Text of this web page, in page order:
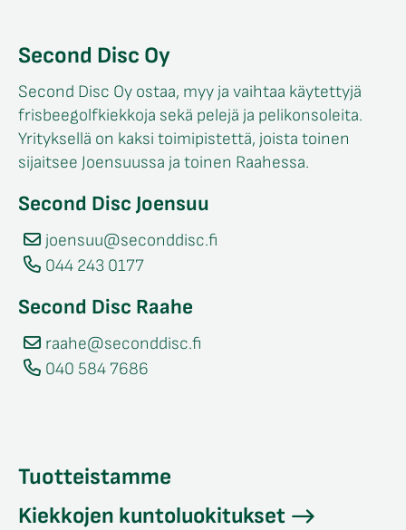
Second Disc Oy
Second Disc Oy ostaa, myy ja vaihtaa käytettyjä
frisbeegolfkiekkoja sekä pelejä ja pelikonsoleita.
Yrityksellä on kaksi toimipistettä, joista toinen
sijaitsee Joensuussa ja toinen Raahessa.
Second Disc Joensuu
joensuu@seconddisc.fi
044 243 0177
Second Disc Raahe
raahe@seconddisc.fi
040 584 7686
Tuotteistamme
Kiekkojen kuntoluokitukset